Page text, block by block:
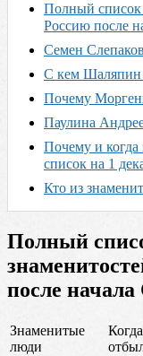
Полный список
Россию после
Семен
С кем Шаляпин
Почему
Паулина
Почему и когда
список на 1
Кто из
Полный
после
Знаменитые
люди